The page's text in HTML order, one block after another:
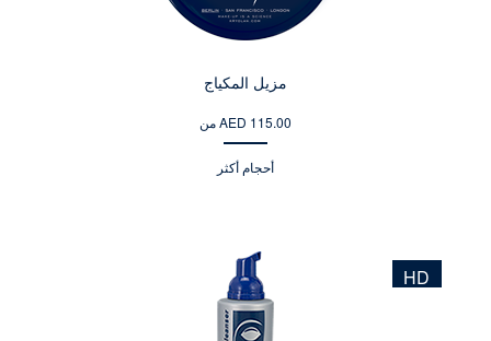
مزيل المكياج
من AED 115.00
أحجام أكثر
HD